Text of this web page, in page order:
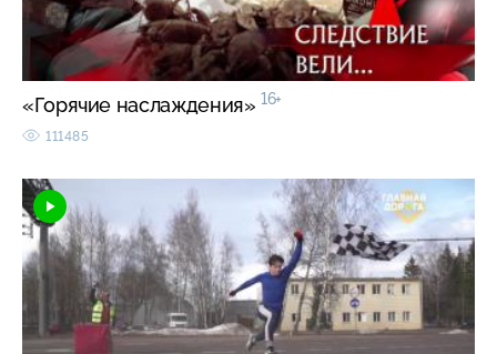
«Горячие наслаждения» 16+
111485